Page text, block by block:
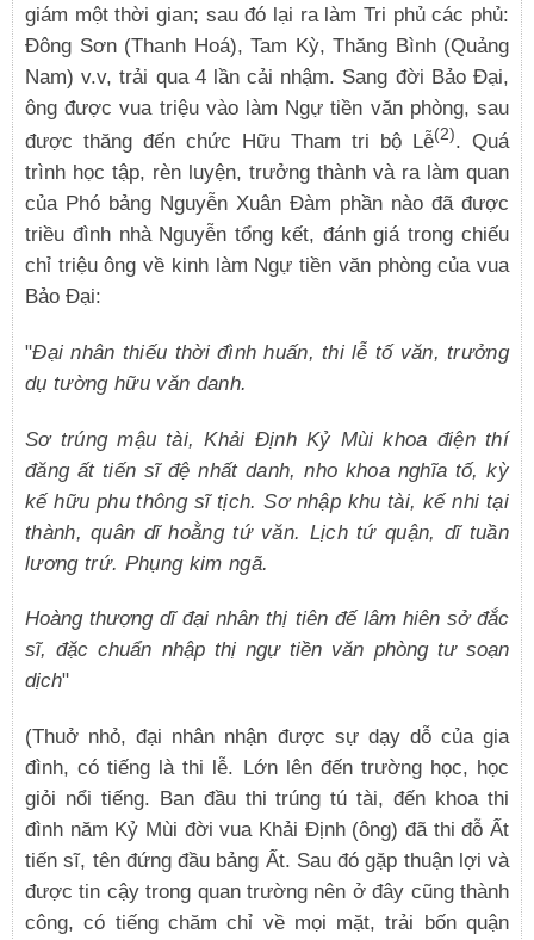
giám một thời gian; sau đó lại ra làm Tri phủ các phủ:
Đông Sơn (Thanh Hoá), Tam Kỳ, Thăng Bình (Quảng
Nam) v.v, trải qua 4 lần cải nhậm. Sang đời Bảo Đại,
ông được vua triệu vào làm Ngự tiền văn phòng, sau
được thăng đến chức Hữu Tham tri bộ Lễ(2). Quá
trình học tập, rèn luyện, trưởng thành và ra làm quan
của Phó bảng Nguyễn Xuân Đàm phần nào đã được
triều đình nhà Nguyễn tổng kết, đánh giá trong chiếu
chỉ triệu ông về kinh làm Ngự tiền văn phòng của vua
Bảo Đại:
"Đại nhân thiếu thời đình huấn, thi lễ tố văn, trưởng
dụ tường hữu văn danh.
Sơ trúng mậu tài, Khải Định Kỷ Mùi khoa điện thí
đăng ất tiến sĩ đệ nhất danh, nho khoa nghĩa tố, kỳ
kế hữu phu thông sĩ tịch. Sơ nhập khu tài, kế nhi tại
thành, quân dĩ hoằng tứ văn. Lịch tứ quận, dĩ tuần
lương trứ. Phụng kim ngã.
Hoàng thượng dĩ đại nhân thị tiên đế lâm hiên sở đắc
sĩ, đặc chuẩn nhập thị ngự tiền văn phòng tư soạn
dịch"
(Thuở nhỏ, đại nhân nhận được sự dạy dỗ của gia
đình, có tiếng là thi lễ. Lớn lên đến trường học, học
giỏi nổi tiếng. Ban đầu thi trúng tú tài, đến khoa thi
đình năm Kỷ Mùi đời vua Khải Định (ông) đã thi đỗ Ất
tiến sĩ, tên đứng đầu bảng Ất. Sau đó gặp thuận lợi và
được tin cậy trong quan trường nên ở đây cũng thành
công, có tiếng chăm chỉ về mọi mặt, trải bốn quận